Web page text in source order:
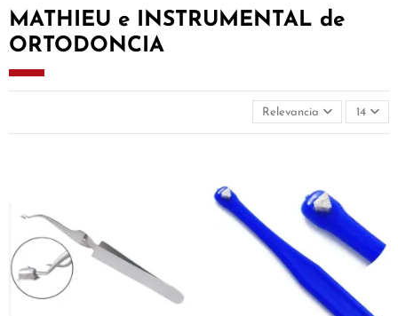
MATHIEU e INSTRUMENTAL de
ORTODONCIA
Relevancia 14